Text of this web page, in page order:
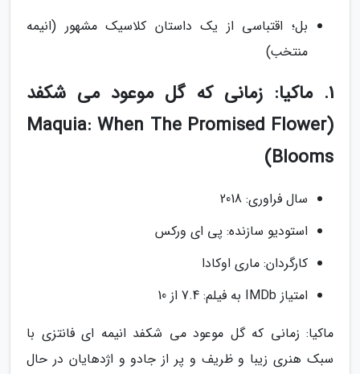
بل؛ اقتباسی از یک داستان کلاسیک مشهور (انیمه
منتخب)
1. ماکیا: زمانی که گل موعود می شکفد
(Maquia: When The Promised Flower
Blooms)
سال فراوری: 2018
استودیو سازنده: پی ای ورکس
کارگردان: ماری اوکادا
امتیاز IMDb به فیلم: 7.4 از 10
ماکیا: زمانی که گل موعود می شکفد انیمه ای فانتزی با
سبک هنری زیبا و ظریف و پر از جادو و اژدهایان در حال